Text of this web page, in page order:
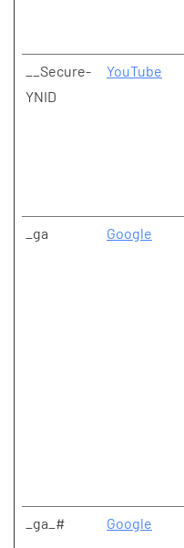
__Secure-
YNID
YouTube
_ga Google
_ga_# Google